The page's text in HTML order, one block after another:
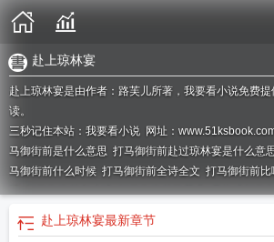
赴上琼林宴
赴上琼林宴是由作者：路芙儿所著，我要看小说免费
读。
三秒记住本站：我要看小说 网址：
马御街前是什么意思 打马御街前赴过琼林宴是什么意
马御街前什么时候 打马御街前全诗全文 打马御街前比
词打马御街前怎么读打马御街前路芙儿黄梅戏打马
费观看 赴上琼林宴 打马御街前 女尊
前 我也曾赴过琼林宴
赴上琼林宴最新章节